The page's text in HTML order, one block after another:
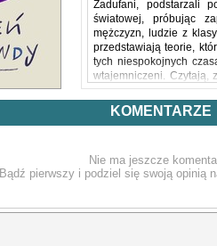
Zadufani, podstarzali
światowej, próbując
mężczyzn, ludzie z
przedstawiają teorie,
tych niespokojnych
wtajemniczeni. Czytają,
akcji.
Powyższy opis pochodzi
KOMENTARZE
Nie ma jeszcze
Bądź pierwszy i podziel się swoją opinią